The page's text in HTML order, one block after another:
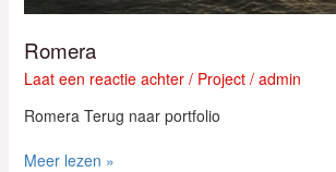
Romera
Laat een reactie achter / Project/ admin
Romera Terug naar portfolio
Meer lezen »